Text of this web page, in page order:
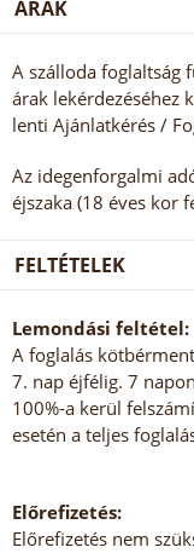
ÁRAK
A szálloda foglaltság
árak lekérdezéséhez
lenti Ajánlatkérés /
Az idegenforgalmi
éjszaka (18 éves kor
FELTÉTELEK
Lemondási feltétel:
A foglalás
7. nap éjfélig. 7
100%-a kerül
esetén a teljes
Előrefizetés:
Előrefizetés nem